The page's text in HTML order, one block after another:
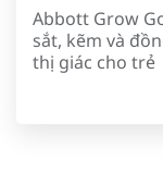
Abbott Grow
sắt, kẽm và
thị giác cho trẻ